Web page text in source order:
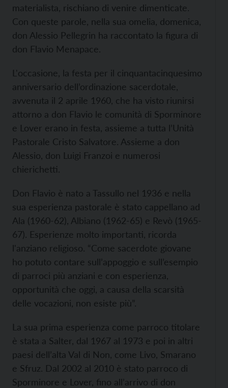
materialista, rischiano di venire dimenticate.
Con queste parole, nella sua omelia, domenica,
don Alessio Pellegrin ha raccontato la figura di
don Flavio Menapace.
L'occasione, la festa per il cinquantacinquesimo
anniversario dell’ordinazione sacerdotale,
avvenuta il 2 aprile 1960, che ha visto riunirsi
attorno a don Flavio le comunità di Sporminore
e Lover erano in festa, assieme a tutta l’Unità
Pastorale Cristo Salvatore. Assieme a don
Alessio, don Luigi Franzoi e numerosi
chierichetti.
Don Flavio è nato a Tassullo nel 1936 e nella
sua esperienza pastorale è stato cappellano ad
Ala (1960-62), Albiano (1962-65) e Revò (1965-
67). Esperienze molto importanti, ricorda
l'anziano religioso. “Come sacerdote giovane
ho potuto contare sull’appoggio e sull’esempio
di parroci più anziani e con esperienza,
opportunità che oggi, a causa della scarsità
delle vocazioni, non esiste più”.
La sua prima esperienza come parroco titolare
è stata a Salter, dal 1967 al 1973 e poi in altri
paesi dell’alta Val di Non, come Livo, Smarano
e Sfruz. Dal 2002 al 2010 è stato parroco di
Sporminore e Lover, fino all’arrivo di don